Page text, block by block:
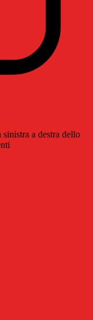
a destra dello